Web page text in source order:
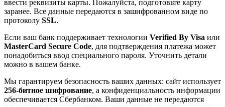
ввести реквизиты карты. Пожалуйста, подготовьте карту
заранее. Все данные передаются в зашифрованном виде по
протоколу SSL.
Если ваш банк поддерживает технологии Verified By Visa или
MasterCard Secure Code, для подтверждения платежа может
понадобиться ввод специального пароля. Уточнить детали
можно в вашем банке.
Мы гарантируем безопасность ваших данных: сайт использует
256-битное шифрование, а конфиденциальность информации
обеспечивается Сбербанком. Ваши данные не передаются